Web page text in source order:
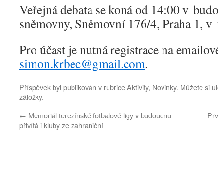
Veřejná debata se koná od 14:00 v
sněmovny, Sněmovní 176/4, Praha 1,
Pro účast je nutná registrace na
simon.krbec@gmail.com.
Příspěvek byl publikován v rubriceAktivity, Novinky. Můžete si
záložky.
← Memoriál terezínské fotbalové ligy v budoucnu
přivítá i kluby ze zahraniční